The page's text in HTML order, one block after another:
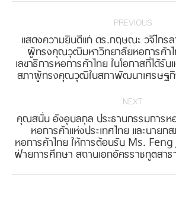
PREVIOUS
Previous
post:
แสดงความยินดีแก่ ดร.กฤษณะ วจีไกร
ผู้ทรงคุณวุฒิมหาวิทยาลัยหอการค้าไ
เลขาธิการหอการค้าไทย ในโอกาสที่ได้รั
สภาผู้ทรงคุณวุฒิในสภาพัฒนาเศรษฐกิ
NEXT
Next
post:
คุณสนั่น อังอุบลกุล ประธานกรรมการหอ
หอการค้าแห่งประเทศไทย และนายก
หอการค้าไทย ให้การต้อนรับ Ms.
ฝ่ายการศึกษา สถานเอกอัครราชทูตสา